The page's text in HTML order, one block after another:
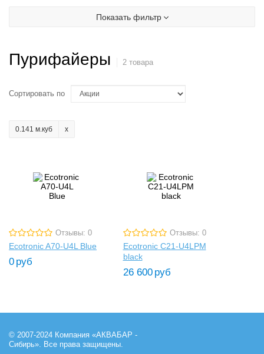
Показать фильтр
Пурифайеры 2 товара
Сортировать по
0.141 м.куб
Отзывы: 0
Ecotronic A70-U4L Blue
0 руб
Отзывы: 0
Ecotronic C21-U4LPM
black
26 600 руб
© 2007-2024 Компания «АКВАБАР -
Сибирь». Все права защищены.